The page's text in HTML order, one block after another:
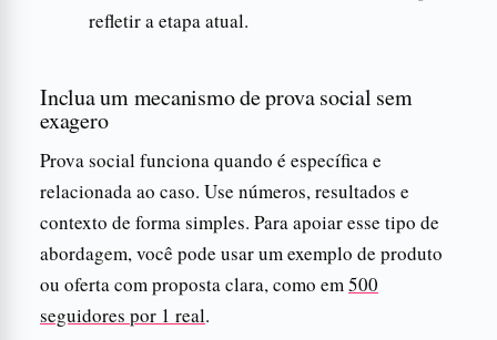
refletir a etapa atual.
Inclua um mecanismo de prova social sem
exagero
Prova social funciona quando é específica e
relacionada ao caso. Use números, resultados e
contexto de forma simples. Para apoiar esse tipo de
abordagem, você pode usar um exemplo de produto
ou oferta com proposta clara, como em500
seguidores por 1 real.